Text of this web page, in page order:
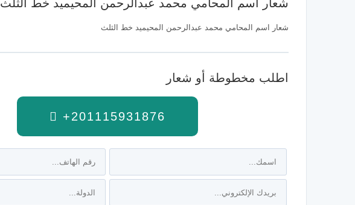
شعار اسم المحامي محمد عبدالرحمن المحيميد خط الثلث
شعار اسم المحامي محمد عبدالرحمن المحيميد خط الثلث
اطلب مخطوطة أو شعار
+201115931876